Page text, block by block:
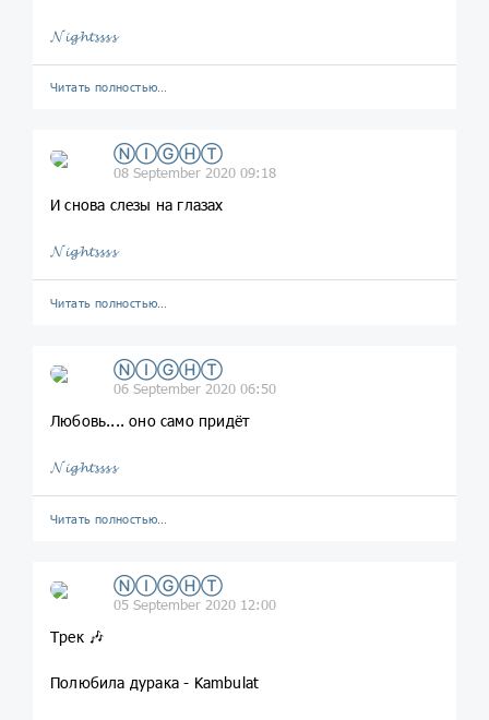
𝓝𝓲𝓰𝓱𝓽𝓼𝓼𝓼𝓼
Читать полностью…
ⓃⒾⒼⒽⓉ
08 September 2020 09:18
И снова слезы на глазах
𝓝𝓲𝓰𝓱𝓽𝓼𝓼𝓼𝓼
Читать полностью…
ⓃⒾⒼⒽⓉ
06 September 2020 06:50
Любовь.... оно само придёт
𝓝𝓲𝓰𝓱𝓽𝓼𝓼𝓼𝓼
Читать полностью…
ⓃⒾⒼⒽⓉ
05 September 2020 12:00
Трек 🎶
Полюбила дурака - Kambulat